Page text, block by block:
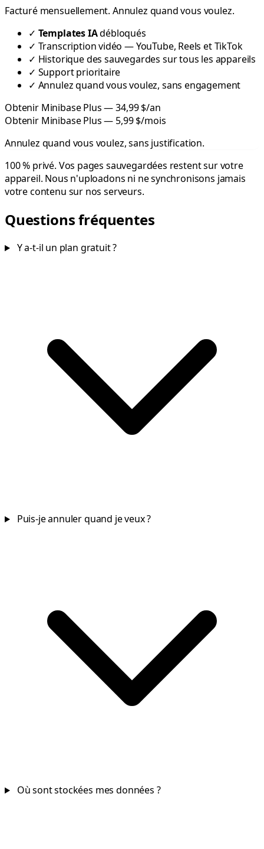
Facturé mensuellement. Annulez quand vous voulez.
✓ Templates IAdébloqués
✓ Transcription vidéo — YouTube, Reels et TikTok
✓ Historique des sauvegardes sur tous les appareils
✓ Support prioritaire
✓ Annulez quand vous voulez, sans engagement
Obtenir Minibase Plus — 34,99 $/an
Obtenir Minibase Plus — 5,99 $/mois
Annulez quand vous voulez, sans justification.
100 % privé. Vos pages sauvegardées restent sur votre
appareil. Nous n'uploadons ni ne synchronisons jamais
votre contenu sur nos serveurs.
Questions fréquentes
Y a-t-il un plan gratuit ?
Puis-je annuler quand je veux ?
Où sont stockées mes données ?